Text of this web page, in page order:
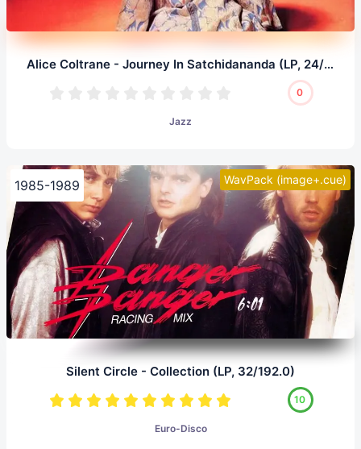
Alice Coltrane - Journey In Satchidananda (LP, 24/96.0)
0
Jazz
WavPack (image+.cue)
1985-1989
Silent Circle - Collection (LP, 32/192.0)
10
Euro-Disco